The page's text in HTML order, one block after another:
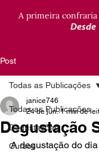
A primeira confraria
Desde
Post
Todas as Publicações
Degustações
Cursos
Todas as Publicações
Degustação
janice746
24 de jun. 1 min de
A degustação do